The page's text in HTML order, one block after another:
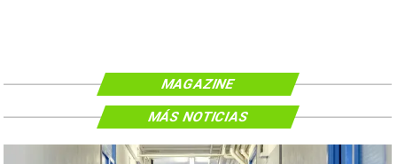
MAGAZINE
MÁS NOTICIAS